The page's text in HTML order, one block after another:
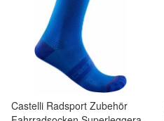
Castelli Radsport Zubehör